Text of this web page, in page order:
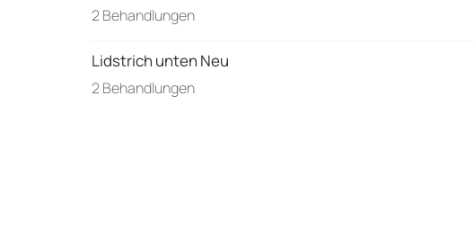
2 Behandlungen
Lidstrich unten Neu
2 Behandlungen